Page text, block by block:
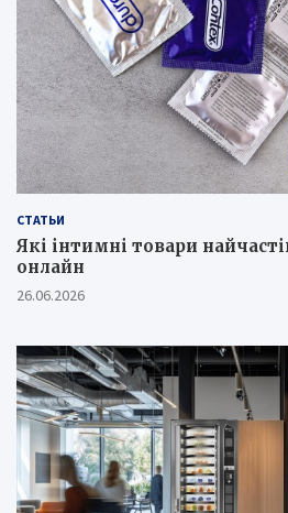
СТАТЬИ
Які інтимні товари
онлайн
26.06.2026